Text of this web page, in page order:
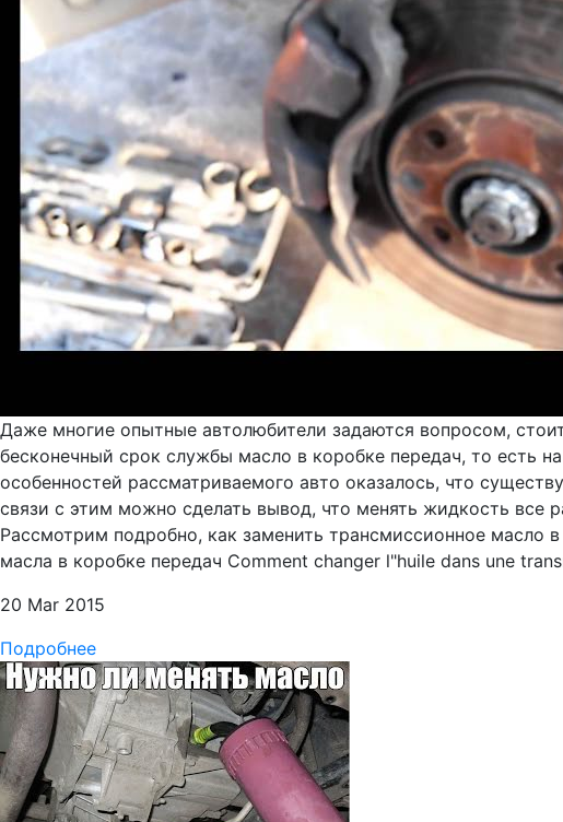
Даже многие опытные автолюбители задаются вопросом,
бесконечный срок службы масло в коробке передач, то есть
особенностей рассматриваемого авто оказалось, что
связи с этим можно сделать вывод, что менять жидкость все
Рассмотрим подробно, как заменить трансмиссионное масло
масла в коробке передач Comment changer l"huile dans une
20 Mar 2015
Подробнее